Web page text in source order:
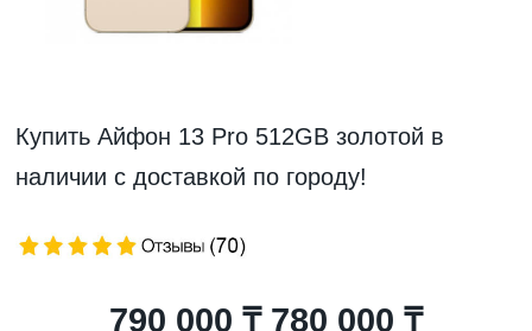
Купить Айфон 13 Pro 512GB золотой в
наличии с доставкой по городу!
790 000 ₸ 780 000 ₸